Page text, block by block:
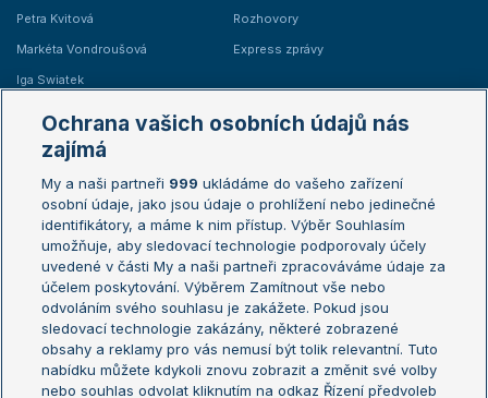
Petra Kvitová
Markéta Vondroušová
Iga Swiatek
Rozhovory
Express zprávy
Žebříčky
Žebříček ATP (muži)
Žebříček WTA (ženy)
Sázkařský žebříček
Australian Open
French Open
Wimbledon
US Open
Turnaj mistrů
Turnaj mistryň
Aktualní trendy
Ochrana vašich osobních údajů nás
zajímá
My a naši partneři 999 ukládáme do vašeho zařízení
osobní údaje, jako jsou údaje o prohlížení nebo jedinečné
identifikátory, a máme k nim přístup. Výběr Souhlasím
umožňuje, aby sledovací technologie podporovaly účely
uvedené v části My a naši partneři zpracováváme údaje za
účelem poskytování. Výběrem Zamítnout vše nebo
odvoláním svého souhlasu je zakážete. Pokud jsou
sledovací technologie zakázány, některé zobrazené
obsahy a reklamy pro vás nemusí být tolik relevantní. Tuto
nabídku můžete kdykoli znovu zobrazit a změnit své volby
nebo souhlas odvolat kliknutím na odkaz Řízení předvoleb